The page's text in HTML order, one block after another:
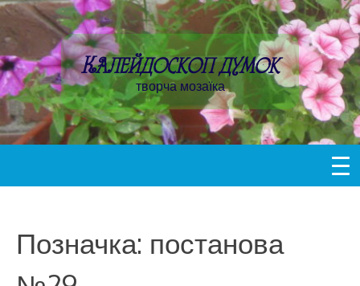
Пропустити
контент
Калейдоскоп думок
творча мозаїка
Позначка: постанова